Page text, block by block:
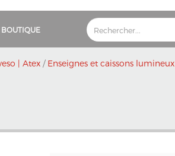
BOUTIQUE
| Atex / Enseignes et caissons lumineux